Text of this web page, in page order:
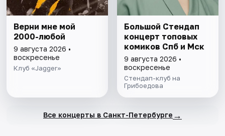
Верни мне мой
2000-любой
9 августа 2026 •
воскресенье
Клуб «Jagger»
Большой Стендап
концерт топовых
комиков Спб и Мск
9 августа 2026 •
воскресенье
Стендап-клуб на
Грибоедова
Все концерты в Санкт-Петербурге →